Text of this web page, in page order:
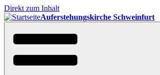
Direkt zum Inhalt
Auferstehungskirche Schweinfurt